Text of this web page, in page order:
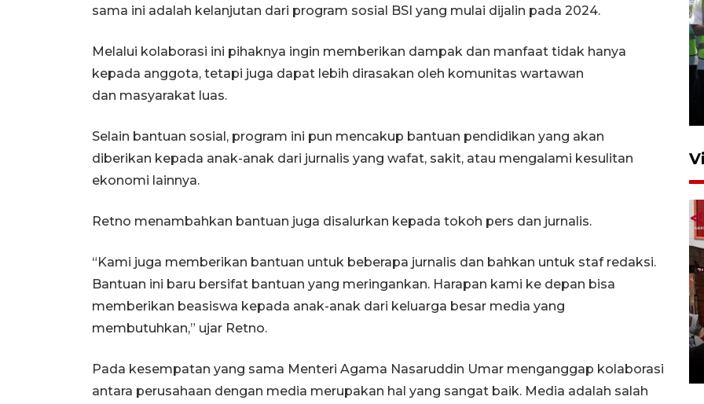
sama ini adalah kelanjutan dari program sosial BSI yang mulai dijalin pada 2024.
Melalui kolaborasi ini pihaknya ingin memberikan dampak dan manfaat tidak hanya
kepada anggota, tetapi juga dapat lebih dirasakan oleh komunitas wartawan
dan masyarakat luas.
Selain bantuan sosial, program ini pun mencakup bantuan pendidikan yang akan
diberikan kepada anak-anak dari jurnalis yang wafat, sakit, atau mengalami kesulitan
ekonomi lainnya.
Retno menambahkan bantuan juga disalurkan kepada tokoh pers dan jurnalis.
“Kami juga memberikan bantuan untuk beberapa jurnalis dan bahkan untuk staf redaksi.
Bantuan ini baru bersifat bantuan yang meringankan. Harapan kami ke depan bisa
memberikan beasiswa kepada anak-anak dari keluarga besar media yang
membutuhkan,” ujar Retno.
Pada kesempatan yang sama Menteri Agama Nasaruddin Umar menganggap kolaborasi
antara perusahaan dengan media merupakan hal yang sangat baik. Media adalah salah
Kalbar siaga darurat karhutla
Satgas pangan Pontianak
24 Juli 2026 16:30